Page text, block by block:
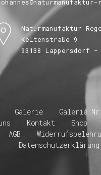
Naturmanufaktur
Keltenstraße 9
93138 Lappersdorf -
Galerie Galerie
Kontakt Shop
AGB
Datenschutzerklärung